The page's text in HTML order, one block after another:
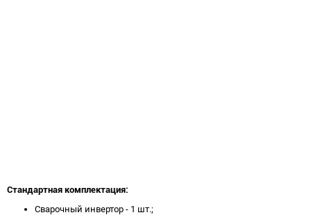
Стандартная комплектация:
Сварочный инвертор - 1 шт.;